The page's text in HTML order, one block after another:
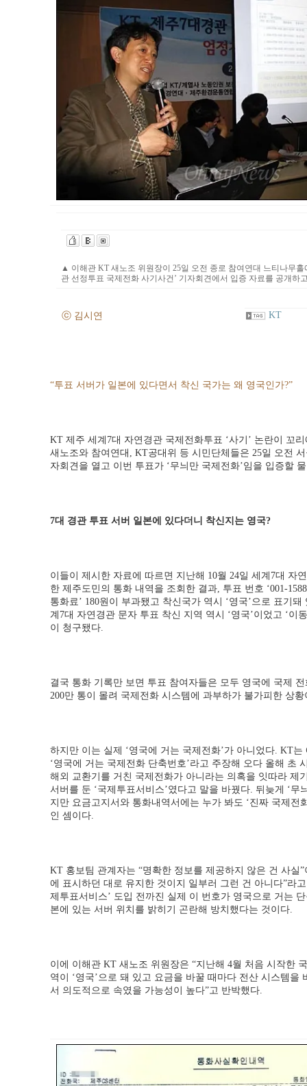
▲ 이해관 KT 새노조 위원장이 25일 오전 종로 참여연대 느티나무홀
관 선정투표 국제전화 사기사건’ 기자회견에서 입증 자료를 공개하
ⓒ 김시연 KT
“투표 서버가 일본에 있다면서 착신 국가는 왜 영국인가?”
KT 제주 세계7대 자연경관 국제전화투표 ‘사기’ 논란이 꼬
새노조와 참여연대, KT공대위 등 시민단체들은 25일 오전
자회견을 열고 이번 투표가 ‘무늬만 국제전화’임을 입증할
7대 경관 투표 서버 일본에 있다더니 착신지는 영국?
이들이 제시한 자료에 따르면 지난해 10월 24일 세계7대 자
한 제주도민의 통화 내역을 조회한 결과, 투표 번호 ‘001-
통화료’ 180원이 부과됐고 착신국가 역시 ‘영국’으로 표기
계7대 자연경관 문자 투표 착신 지역 역시 ‘영국’이었고 ‘이
이 청구됐다.
결국 통화 기록만 보면 투표 참여자들은 모두 영국에 국제
200만 통이 몰려 국제전화 시스템에 과부하가 불가피한
하지만 이는 실제 ‘영국에 거는 국제전화’가 아니었다. KT는
‘영국에 거는 국제전화 단축번호’라고 주장해 오다 올해 초
해외 교환기를 거친 국제전화가 아니라는 의혹을 잇따라 제
서버를 둔 ‘국제투표서비스’였다고 말을 바꿨다. 뒤늦게 ‘무
지만 요금고지서와 통화내역서에는 누가 봐도 ‘진짜 국제전
인 셈이다.
KT 홍보팀 관계자는 “명확한 정보를 제공하지 않은 건 사실
에 표시하던 대로 유지한 것이지 일부러 그런 건 아니다”라
제투표서비스’ 도입 전까진 실제 이 번호가 영국으로 거는
본에 있는 서버 위치를 밝히기 곤란해 방치했다는 것이다.
이에 이해관 KT 새노조 위원장은 “지난해 4월 처음 시작한
역이 ‘영국’으로 돼 있고 요금을 바꿀 때마다 전산 시스템을
서 의도적으로 속였을 가능성이 높다”고 반박했다.